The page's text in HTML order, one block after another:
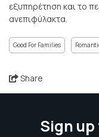
εξυπηρέτηση και το
ανεπιφύλακτα.
Good For Families
Share
Sign